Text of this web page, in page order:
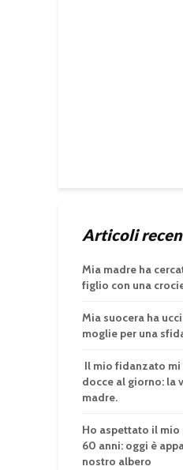
Articoli
Mia madre ha
figlio con una
Mia suocera ha
moglie per una
Il mio fidanzato
docce al giorno: la
madre.
Ho aspettato il mio
60 anni: oggi è
nostro albero